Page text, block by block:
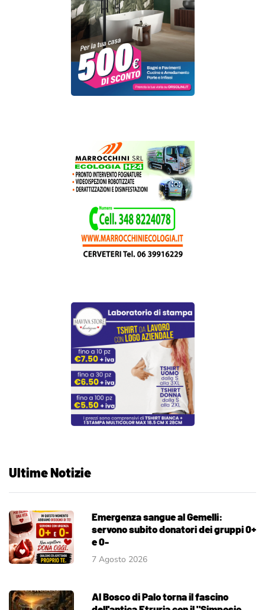
Ultime Notizie
Emergenza sangue al Gemelli:
servono subito donatori dei gruppi 0+
e 0-
7 Agosto 2026
Al Bosco di Palo torna il fascino